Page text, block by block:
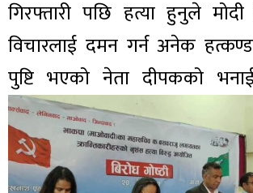
गिरफ्तारी पछि हत्या हुनुले
विचारलाई दमन गर्न अनेक
पुष्टि भएको नेता दीपकको